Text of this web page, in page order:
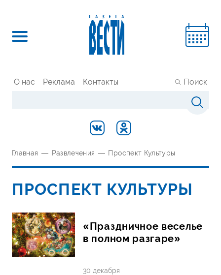
О нас Реклама Контакты Поиск
Главная — Развлечения — Проспект Культуры
ПРОСПЕКТ КУЛЬТУРЫ
«Праздничное веселье
в полном разгаре»
30 декабря